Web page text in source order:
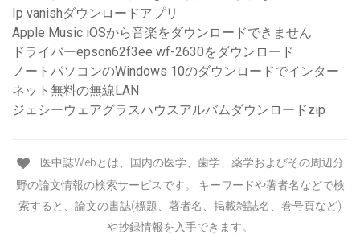
Ip vanishダウンロードアプリ
Apple Music iOSから音楽をダウンロードできません
ドライバーepson62f3ee wf-2630をダウンロード
ノートパソコンのWindows 10のダウンロードでインター
ネット無料の無線LAN
ジェシーウェアグラスハウスアルバムダウンロードzip
医中誌Webとは、国内の医学、歯学、薬学およびその周辺分
野の論文情報の検索サービスです。 キーワードや著者名などで検
索すると、論文の書誌(標題、著者名、掲載雑誌名、巻号頁など)
や抄録情報を入手できます。